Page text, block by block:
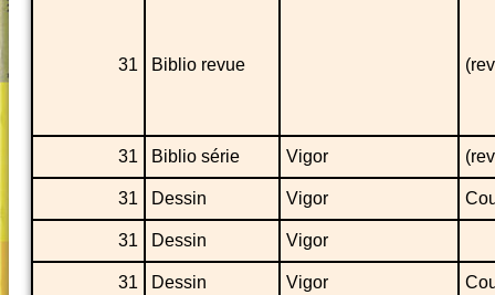
31 Biblio revue
31 Biblio série Vigor
31 Dessin Vigor
31 Dessin Vigor
31 Dessin Vigor